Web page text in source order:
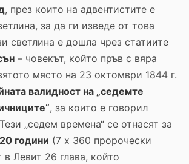
, през които на адвентистите е
за да ги изведе от това
светлина е дошла чрез статиите
– човекът, който пръв с вяра
място на 23 октомври 1844 г.
валидност на „седемте
, за които е говорил
„седем времена“ се отнасят за
години (7 x 360 пророчески
Левит 26 глава, който